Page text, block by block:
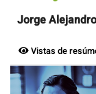
Jorge
Vistas de